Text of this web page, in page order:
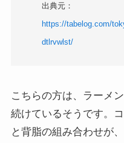
出典元：
https://tabelog.com/
dtlrvwlst/
こちらの方は、ラーメ
続けているそうです。
と背脂の組み合わせが